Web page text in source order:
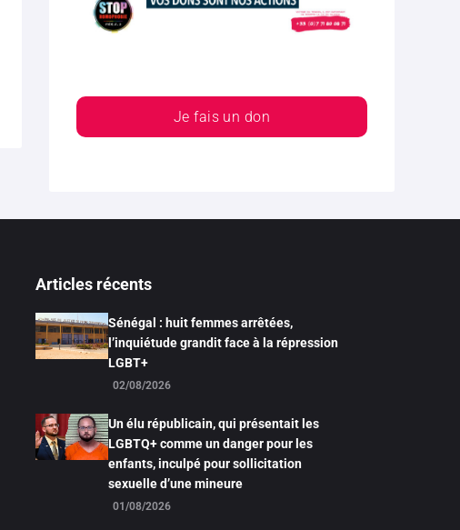
Je fais un don
Articles récents
Sénégal : huit femmes arrêtées,
l’inquiétude grandit face à la répression
LGBT+
02/08/2026
Un élu républicain, qui présentait les
LGBTQ+ comme un danger pour les
enfants, inculpé pour sollicitation
sexuelle d’une mineure
01/08/2026